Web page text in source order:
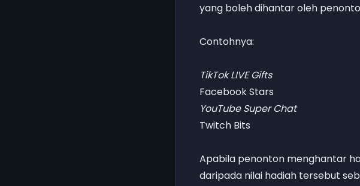
yang boleh dihantar oleh
Contohnya:
TikTok LIVE Gifts
Facebook Stars
YouTube Super Chat
Twitch Bits
Apabila penonton menghantar
daripada nilai hadiah tersebut